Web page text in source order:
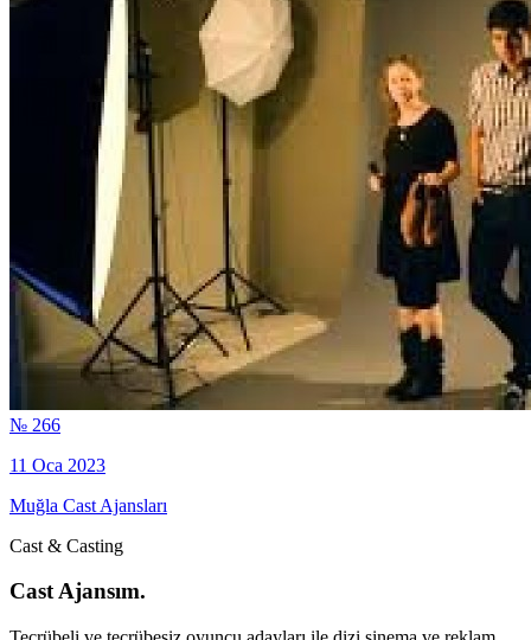
№ 266
11 Oca 2023
Muğla Cast Ajansları
Cast & Casting
Cast Ajansım.